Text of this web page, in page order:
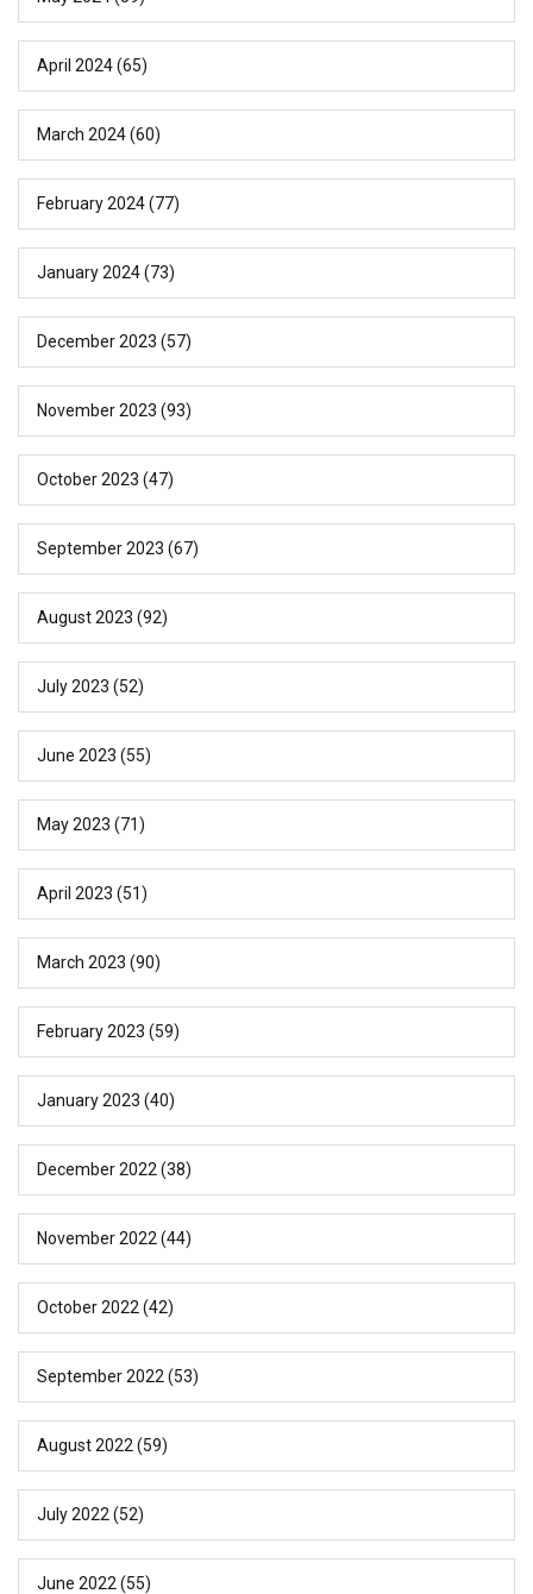
April 2024(65)
March 2024(60)
February 2024(77)
January 2024(73)
December 2023 (57)
November 2023 (93)
October 2023 (47)
September 2023 (67)
August 2023 (92)
July 2023 (52)
June 2023 (55)
May 2023 (71)
April 2023 (51)
March 2023 (90)
February 2023 (59)
January 2023 (40)
December 2022 (38)
November 2022 (44)
October 2022 (42)
September 2022 (53)
August 2022 (59)
July 2022 (52)
June 2022 (55)